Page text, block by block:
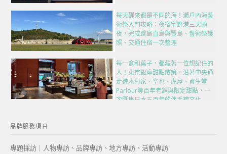
每天醒來都是不同的海！瀨戶內海藝
術祭入門攻略：夜宿宇野港三天兩
夜，完成跳島直島與豐島、藝術祭護
照、交通住宿一次整理
每一盒和菓子，都藏著一位想記住的
人！東京銀座甜點散策，沿著中央通
走進木村家、空也、虎屋、資生堂
Parlour等百年老舖與限定甜點，一
次匯集日本五百年的伴手禮文化
品牌服務項目
專題採訪｜人物專訪、品牌專訪、地方專訪、活動專訪